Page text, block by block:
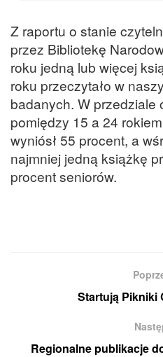
Z raportu o stanie
przez Bibliotekę
roku jedną lub więcej
roku przeczytało w
badanych. W przedziale
pomiędzy 15 a 24
wyniósł 55 procent, a
najmniej jedną książkę
procent seniorów.
Startują Pikniki
Regionalne publikacje